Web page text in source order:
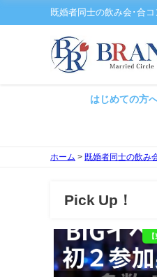
既婚者同士の飲み会･合
はじめての方
ホーム > 既婚者同士の飲み
Pick Up！